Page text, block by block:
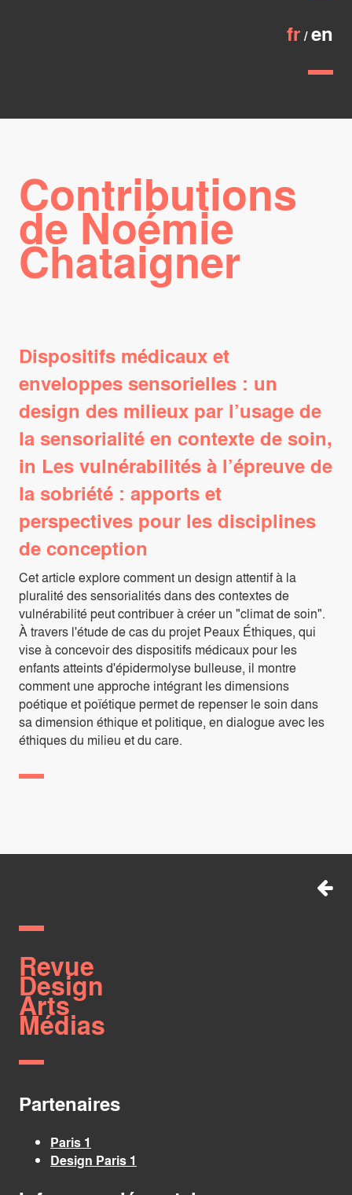
fr en
Contributions
de Noémie
Chataigner
Dispositifs médicaux et
enveloppes sensorielles : un
design des milieux par l’usage de
la sensorialité en contexte de soin,
in Les vulnérabilités à l’épreuve de
la sobriété : apports et
perspectives pour les disciplines
de conception
Cet article explore comment un design attentif à la
pluralité des sensorialités dans des contextes de
vulnérabilité peut contribuer à créer un "climat de soin".
À travers l'étude de cas du projet Peaux Éthiques, qui
vise à concevoir des dispositifs médicaux pour les
enfants atteints d'épidermolyse bulleuse, il montre
comment une approche intégrant les dimensions
poétique et poïétique permet de repenser le soin dans
sa dimension éthique et politique, en dialogue avec les
éthiques du milieu et du care.
Revue
Design
Arts
Médias
Partenaires
Paris 1
Design Paris 1